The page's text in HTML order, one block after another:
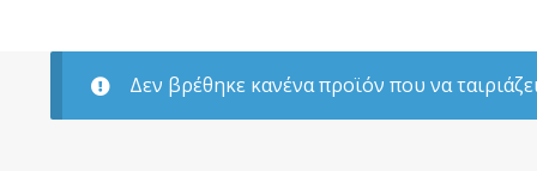
Δεν βρέθηκε κανένα προϊόν που να